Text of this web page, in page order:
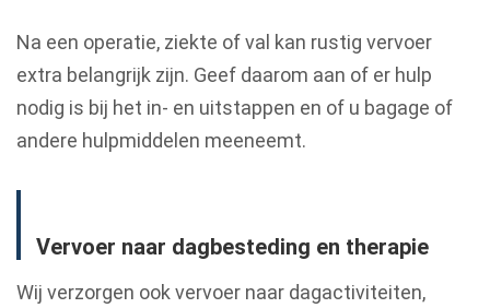
Na een operatie, ziekte of val kan rustig vervoer
extra belangrijk zijn. Geef daarom aan of er hulp
nodig is bij het in- en uitstappen en of u bagage of
andere hulpmiddelen meeneemt.
Vervoer naar dagbesteding en therapie
Wij verzorgen ook vervoer naar dagactiviteiten,